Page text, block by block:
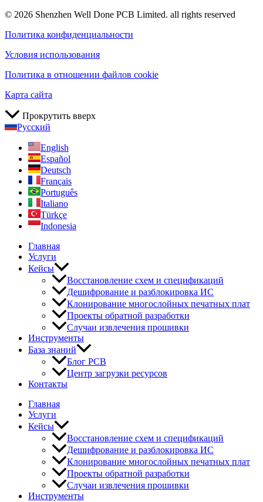
© 2026 Shenzhen Well Done PCB Limited. all rights reserved
Политика конфиденциальности
Условия использования
Политика в отношении файлов cookie
Карта сайта
Прокрутить вверх
Русский
English
Español
Deutsch
Français
Português
Italiano
Türkçe
Indonesia
Главная
Услуги
Кейсы
Восстановление схем и спецификаций
Дешифрование и разблокировка ИС
Клонирование многослойных печатных плат
Проекты обратной разработки
Случаи извлечения прошивки
Инструменты
База знаний
Блог PCB
Центр загрузки ресурсов
Контакты
Главная
Услуги
Кейсы
Восстановление схем и спецификаций
Дешифрование и разблокировка ИС
Клонирование многослойных печатных плат
Проекты обратной разработки
Случаи извлечения прошивки
Инструменты